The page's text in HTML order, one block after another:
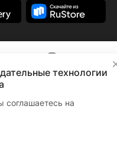
технологии
соглашаетесь на